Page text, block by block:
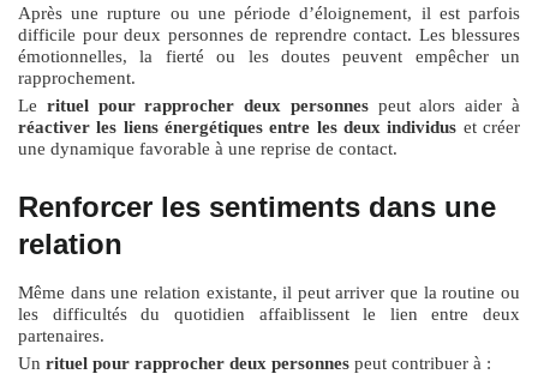
Après une rupture ou une période d’éloignement, il est parfois
difficile pour deux personnes de reprendre contact. Les blessures
émotionnelles, la fierté ou les doutes peuvent empêcher un
rapprochement.
Le rituel pour rapprocher deux personnespeut alors aider à
réactiver les liens énergétiques entre les deux individus et créer
une dynamique favorable à une reprise de contact.
Renforcer les sentiments dans une
relation
Même dans une relation existante, il peut arriver que la routine ou
les difficultés du quotidien affaiblissent le lien entre deux
partenaires.
Un rituel pour rapprocher deux personnes peut contribuer à :